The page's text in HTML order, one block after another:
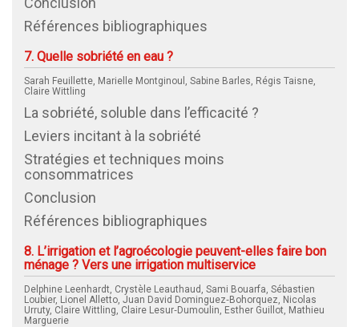
Références bibliographiques
7. Quelle sobriété en eau ?
Sarah Feuillette, Marielle Montginoul, Sabine Barles, Régis Taisne,
Claire Wittling
La sobriété, soluble dans l’efficacité ?
Leviers incitant à la sobriété
Stratégies et techniques moins
consommatrices
Conclusion
Références bibliographiques
8. L’irrigation et l’agroécologie peuvent-elles faire bon
ménage ? Vers une irrigation multiservice
Delphine Leenhardt, Crystèle Leauthaud, Sami Bouarfa, Sébastien
Loubier, Lionel Alletto, Juan David Dominguez‑Bohorquez, Nicolas
Urruty, Claire Wittling, Claire Lesur‑Dumoulin, Esther Guillot, Mathieu
Marguerie